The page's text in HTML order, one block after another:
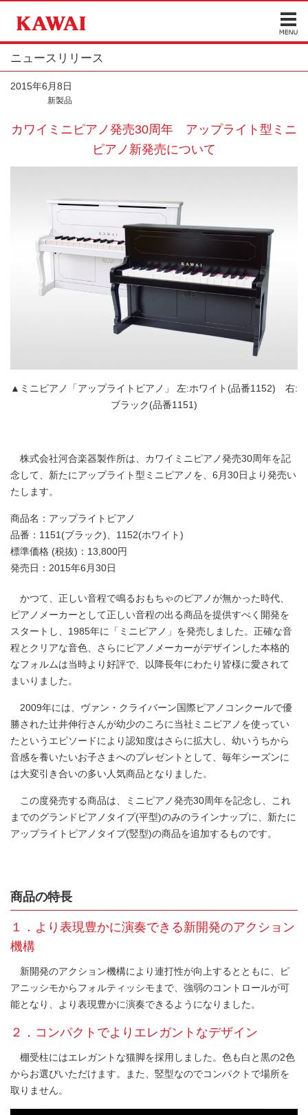
ニュースリリース
2015年6月8日
新製品
カワイミニピアノ発売30周年 アップライト型ミニ
ピアノ新発売について
▲ミニピアノ「アップライトピアノ」 左:ホワイト(品番1152) 右:
ブラック(品番1151)
株式会社河合楽器製作所は、カワイミニピアノ発売30周年を記
念して、新たにアップライト型ミニピアノを、6月30日より発売い
たします。
商品名：アップライトピアノ
品番：1151(ブラック)、1152(ホワイト)
標準価格 (税抜)：13,800円
発売日：2015年6月30日
かつて、正しい音程で鳴るおもちゃのピアノが無かった時代、
ピアノメーカーとして正しい音程の出る商品を提供すべく開発を
スタートし、1985年に「ミニピアノ」を発売しました。正確な音
程とクリアな音色、さらにピアノメーカーがデザインした本格的
なフォルムは当時より好評で、以降長年にわたり皆様に愛されて
まいりました。
2009年には、ヴァン・クライバーン国際ピアノコンクールで優
勝された辻井伸行さんが幼少のころに当社ミニピアノを使ってい
たというエピソードにより認知度はさらに拡大し、幼いうちから
音感を養いたいお子さまへのプレゼントとして、毎年シーズンに
は大変引き合いの多い人気商品となりました。
この度発売する商品は、ミニピアノ発売30周年を記念し、これ
までのグランドピアノタイプ(平型)のみのラインナップに、新たに
アップライトピアノタイプ(竪型)の商品を追加するものです。
商品の特長
１．より表現豊かに演奏できる新開発のアクション
機構
新開発のアクション機構により連打性が向上するとともに、ピ
アニッシモからフォルティッシモまで、強弱のコントロールが可
能となり、より表現豊かに演奏できるようになりました。
２．コンパクトでよりエレガントなデザイン
棚受柱にはエレガントな猫脚を採用しました。色も白と黒の2色
からお選びいただけます。また、竪型なのでコンパクトで場所を
取りません。